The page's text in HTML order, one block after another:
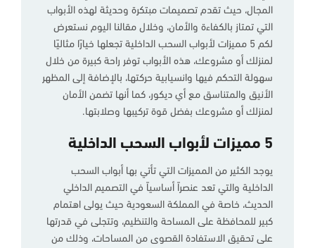
المجال، حيث تقدم تصميمات مبتكرة وحديثة لهذه الأبواب
التي تمتاز بالكفاءة والأمان، وخلال مقالنا اليوم نستعرض
لكم 5 مميزات لأبواب السحب الداخلية تجعلها خيارًا مثاليًا
لمنزلك أو مشروعك، هذه الأبواب توفر راحة كبيرة من خلال
سهولة التحكم فيها وانسيابية حركتها، بالإضافة إلى المظهر
الأنيق والمتناسق مع أي ديكور، كما أنها تضمن الأمان
لمنزلك أو مشروعك بفضل قوة تركيبها وصلابتها.
5 مميزات لأبواب السحب الداخلية
يوجد الكثير من المميزات التي تأتي بها أبواب السحب
الداخلية والتي تعد عنصراً أساسياً في التصميم الداخلي
الحديث، خاصة في المملكة السعودية حيث يولى اهتمام
كبير للمحافظة على المساحة والتنظيم، وتتجلى في قدرتها
على تحقيق الاستفادة القصوى من المساحات، وذلك من